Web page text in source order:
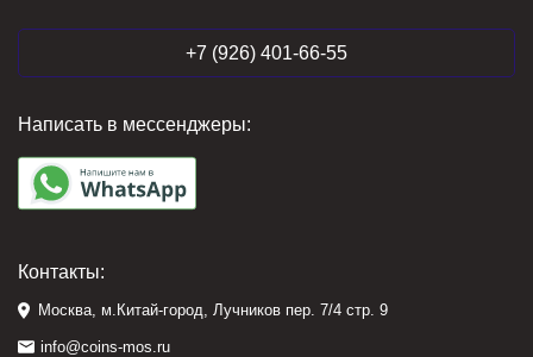
+7 (926) 401-66-55
Написать в мессенджеры:
Контакты:
Москва, м.Китай-город, Лучников пер. 7/4 стр. 9
info@coins-mos.ru